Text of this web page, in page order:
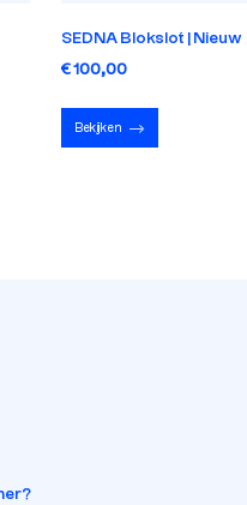
SEDNA Blokslot | Nieuw
€ 100,00
Bekijken